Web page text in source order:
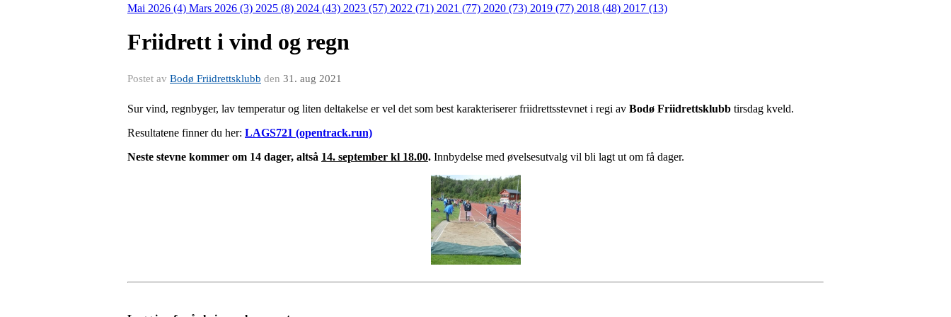
Mai 2026 (4) Mars 2026 (3) 2025 (8) 2024 (43) 2023 (57) 2022 (71) 2021 (77) 2020 (73) 2019 (77) 2018 (48) 2017 (13)
Friidrett i vind og regn
Postet av Bodø Friidrettsklubb den 31. aug 2021
Sur vind, regnbyger, lav temperatur og liten deltakelse er vel det som best karakteriserer friidrettsstevnet i regi av Bodø Friidrettsklubb tirsdag kveld.
Resultatene finner du her: LAGS721 (opentrack.run)
Neste stevne kommer om 14 dager, altså 14. september kl 18.00. Innbydelse med øvelsesutvalg vil bli lagt ut om få dager.